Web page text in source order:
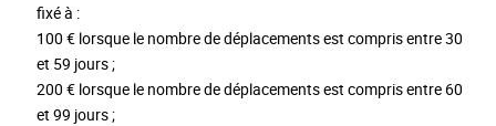
fixé à :
100 € lorsque le nombre de déplacements est compris entre 30
et 59 jours ;
200 € lorsque le nombre de déplacements est compris entre 60
et 99 jours ;